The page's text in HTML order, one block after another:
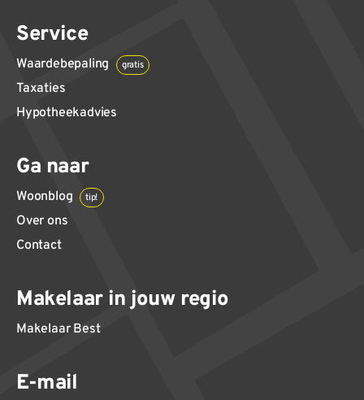
E-mail
Service
Waardebepaling gratis
Taxaties
Hypotheekadvies
Ga naar
Woonblog tip!
Over ons
Contact
Makelaar in jouw regio
Makelaar Best